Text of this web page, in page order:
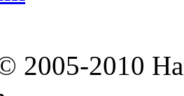
2005-2010